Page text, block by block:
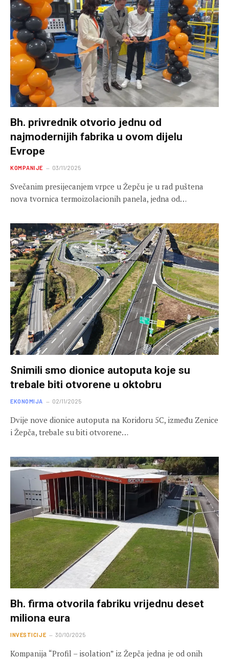
Bh. privrednik otvorio jednu od
najmodernijih fabrika u ovom dijelu
Evrope
KOMPANIJE 03/11/2025
Svečanim presijecanjem vrpce u Žepču je u rad puštena
nova tvornica termoizolacionih panela, jedna od…
Snimili smo dionice autoputa koje su
trebale biti otvorene u oktobru
EKONOMIJA 02/11/2025
Dvije nove dionice autoputa na Koridoru 5C, između Zenice
i Žepča, trebale su biti otvorene…
Bh. firma otvorila fabriku vrijednu deset
miliona eura
INVESTICIJE 30/10/2025
Kompanija “Profil – isolation” iz Žepča jedna je od onih